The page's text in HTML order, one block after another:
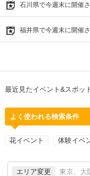
石川県で今週末に開催
福井県で今週末に開催
最近見たイベント&スポッ
よく使われる検索条件
花イベント 体験イベ
エリア変更 東京、大